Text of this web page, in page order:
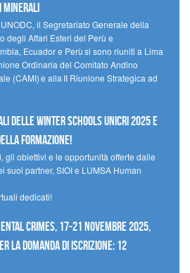
il Segretariato Generale della
degli Affari Esteri del Perù e
Ecuador e Perù si sono riuniti a Lima
Ordinaria del Comitato Andino
(CAMI) e alla II Riunione Strategica ad
delle Winter Schools UNICRI 2025 e
formazione!
gli obiettivi e le opportunità offerte dalle
suoi partner, SIOI e LUMSA Human
dedicati!
Crimes, 17-21 novembre 2025,
la domanda di iscrizione: 12